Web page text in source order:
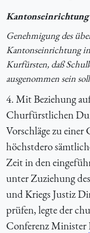
Genehmigung des
Kantonseinrichtung
Kurfürsten, daß
ausgenommen sein
4. Mit Beziehung
Churfürstlichen
Vorschläge zu
höchstdero
Zeit in den
unter Zuziehung
und Kriegs Justiz
prüfen, legte der
Conferenz Minister